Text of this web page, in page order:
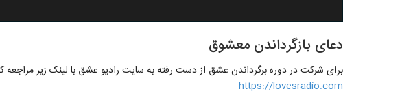
دعای بازگرداندن معشوق
برای شرکت در دوره برگرداندن عشق از دست رفته به سایت رادیو عشق با لینک زیر مراجعه
https://lovesradio.com